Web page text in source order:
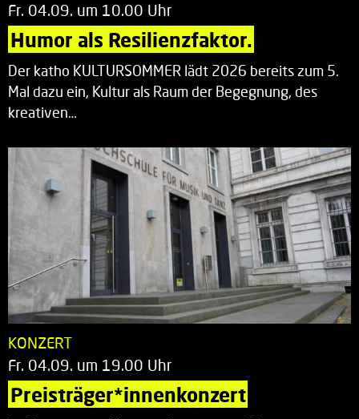
Fr. 04.09. um 10.00 Uhr
Humor als Resilienzfaktor.
Der katho KULTURSOMMER lädt 2026 bereits zum 5.
Mal dazu ein, Kultur als Raum der Begegnung, des
kreativen…
KONZERT
Fr. 04.09. um 19.00 Uhr
Preisträger*innenkonzert